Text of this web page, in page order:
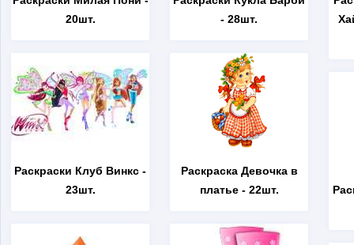
20шт.
Раскраски Клуб Винкс -
23шт.
- 28шт.
Раскраска Девочка в
платье- 22шт.